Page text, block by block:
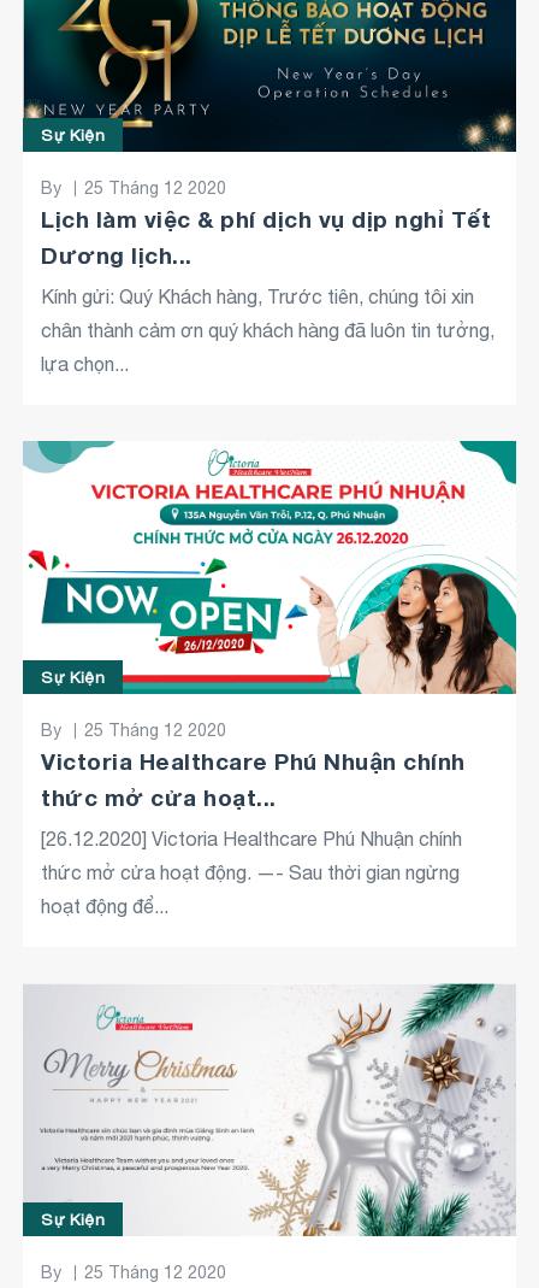
Sự Kiện
By 25 Tháng 12 2020
Lịch làm việc & phí dịch vụ dịp nghỉ Tết
Dương lịch...
Kính gửi: Quý Khách hàng, Trước tiên, chúng tôi xin
chân thành cảm ơn quý khách hàng đã luôn tin tưởng,
lựa chọn...
Sự Kiện
By 25 Tháng 12 2020
Victoria Healthcare Phú Nhuận chính
thức mở cửa hoạt...
[26.12.2020] Victoria Healthcare Phú Nhuận chính
thức mở cửa hoạt động. —- Sau thời gian ngừng
hoạt động để...
Sự Kiện
By 25 Tháng 12 2020